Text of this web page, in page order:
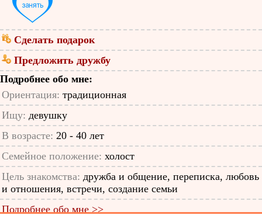
Сделать подарок
Предложить дружбу
Подробнее обо мне:
Ориентация: традиционная
Ищу: девушку
В возрасте: 20 - 40 лет
Семейное положение: холост
Цель знакомства: дружба и общение, переписка, любовь
и отношения, встречи, создание семьи
Подробнее обо мне >>